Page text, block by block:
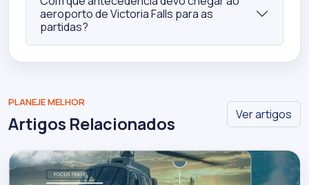
aeroporto de Victoria Falls para as
partidas?
PLANEJE MELHOR
Artigos Relacionados Ver artigos